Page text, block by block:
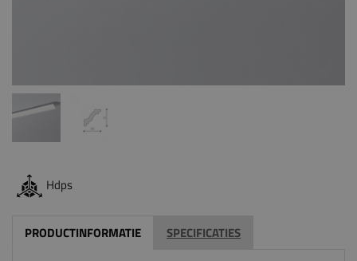
Hdps
PRODUCTINFORMATIE SPECIFICATIES